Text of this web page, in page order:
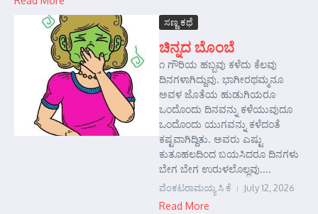
ಸಣ್ಣ ಕಥೆ
ಚಿನ್ನದ ಬೊಂಬೆ
೧ ಗೌರಿಯ ಹಬ್ಬವು ಕಳೆದು ಕೆಲವು
ದಿನಗಳಾಗಿದ್ದುವು. ಭಾಗೀರಥಮ್ಮನೂ
ಅವಳ ಜೊತೆಯ ಹುಡುಗಿಯರೂ
ಒಂದೊಂದು ದಿನವನ್ನು ಕಳೆಯುವುದೂ
ಒಂದೊಂದು ಯುಗವನ್ನು ಕಳೆದಂತೆ
ಕಷ್ಟವಾಗಿದ್ದಿತು. ಅವರು ಎಷ್ಟು
ಕುತೂಹಲದಿಂದ ಬಯಸಿದರೂ ದಿನಗಳು
ಬೇಗ ಬೇಗ ಉರುಳಲೊಲ್ಲವು....
ವೆಂಕಟರಾಮಯ್ಯ ಸಿ ಕೆ July 12, 2026
Read More